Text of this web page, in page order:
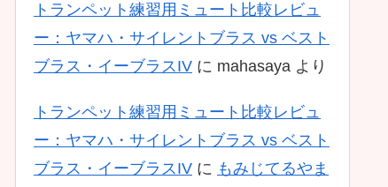
トランペット練習用ミュート比較レビュ
ー：ヤマハ・サイレントブラス vs ベスト
ブラス・イーブラスIV に mahasaya より
トランペット練習用ミュート比較レビュ
ー：ヤマハ・サイレントブラス vs ベスト
ブラス・イーブラスIV に もみじてるやま